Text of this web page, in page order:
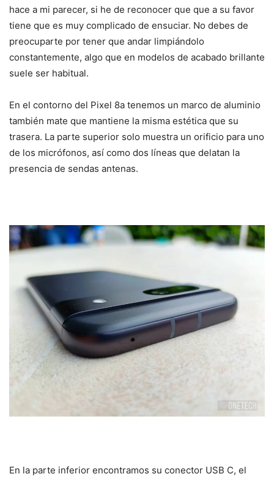
hace a mi parecer, si he de reconocer que que a su favor
tiene que es muy complicado de ensuciar. No debes de
preocuparte por tener que andar limpiándolo
constantemente, algo que en modelos de acabado brillante
suele ser habitual.
En el contorno del Pixel 8a tenemos un marco de aluminio
también mate que mantiene la misma estética que su
trasera. La parte superior solo muestra un orificio para uno
de los micrófonos, así como dos líneas que delatan la
presencia de sendas antenas.
En la parte inferior encontramos su conector USB C, el